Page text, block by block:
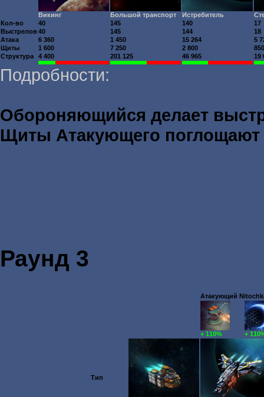
Викинг Большой транспорт Истребитель
Кол-во
40 145 140
17
Выстрелов40 145 144
18
Атака
6 360 1 450 15 264
5
Щиты
1 600 7 250 2 800
850
Структура
4 400 201 125 46 965 19
Подробности:
Обороняющийся делает
Щиты Атакующего поглощают
Раунд 3
Атакующий
+ 110% +
Тип